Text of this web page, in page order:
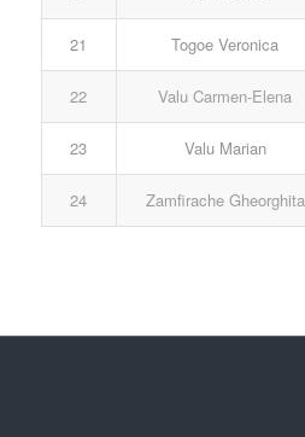
21 Togoe Veronica
22 Valu Carmen-Elena
23 Valu Marian
24 Zamfirache Gheorghita